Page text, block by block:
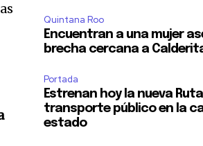
Quintana Roo
Encuentran a una mujer
brecha cercana a
Portada
Estrenan hoy la nueva
transporte público en la
estado